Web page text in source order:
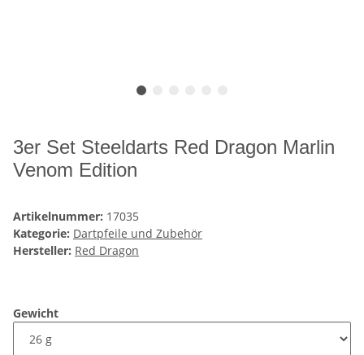
3er Set Steeldarts Red Dragon Marlin
Venom Edition
Artikelnummer: 17035
Kategorie: Dartpfeile und Zubehör
Hersteller: Red Dragon
Gewicht